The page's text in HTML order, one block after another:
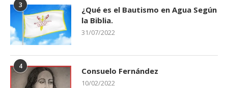
3
¿Qué es el Bautismo en Agua Según
la Biblia.
31/07/2022
4 Consuelo Fernández
10/02/2022